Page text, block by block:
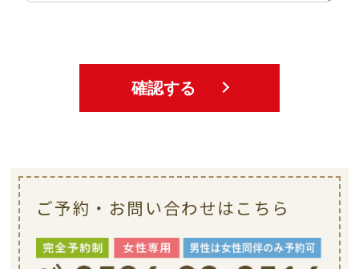
確認する
ご予約・お問い合わせはこちら